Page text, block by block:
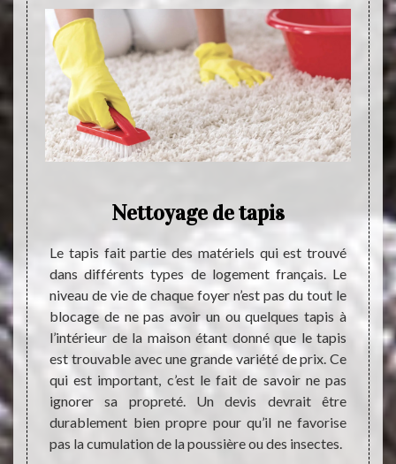
de
En
très
des
Nettoyage de tapis
Le tapis fait partie des matériels qui est trouvé
dans différents types de logement français. Le
niveau de vie de chaque foyer n’est pas du tout le
blocage de ne pas avoir un ou quelques tapis à
l’intérieur de la maison étant donné que le tapis
est trouvable avec une grande variété de prix. Ce
qui est important, c’est le fait de savoir ne pas
ignorer sa propreté. Un devis devrait être
durablement bien propre pour qu’il ne favorise
pas la cumulation de la poussière ou des insectes.
Les
un
est
cela.